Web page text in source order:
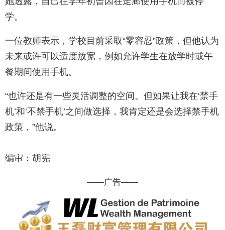
学。
一位教师表示，学校目前采取“零容忍”政策，但他认为
未来或许可以适度放宽，例如允许学生在放学时或午
餐期间使用手机。
“也许还是有一些灵活调整的空间。但如果让我在‘禁手
机’和‘不禁手机’之间做选择，我肯定还是会选择禁手机
政策，”他说。
编审：胡宪
——广告——